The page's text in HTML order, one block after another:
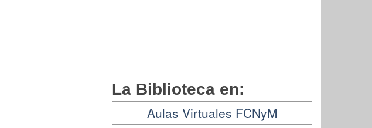
La Biblioteca en:
Aulas Virtuales FCNyM